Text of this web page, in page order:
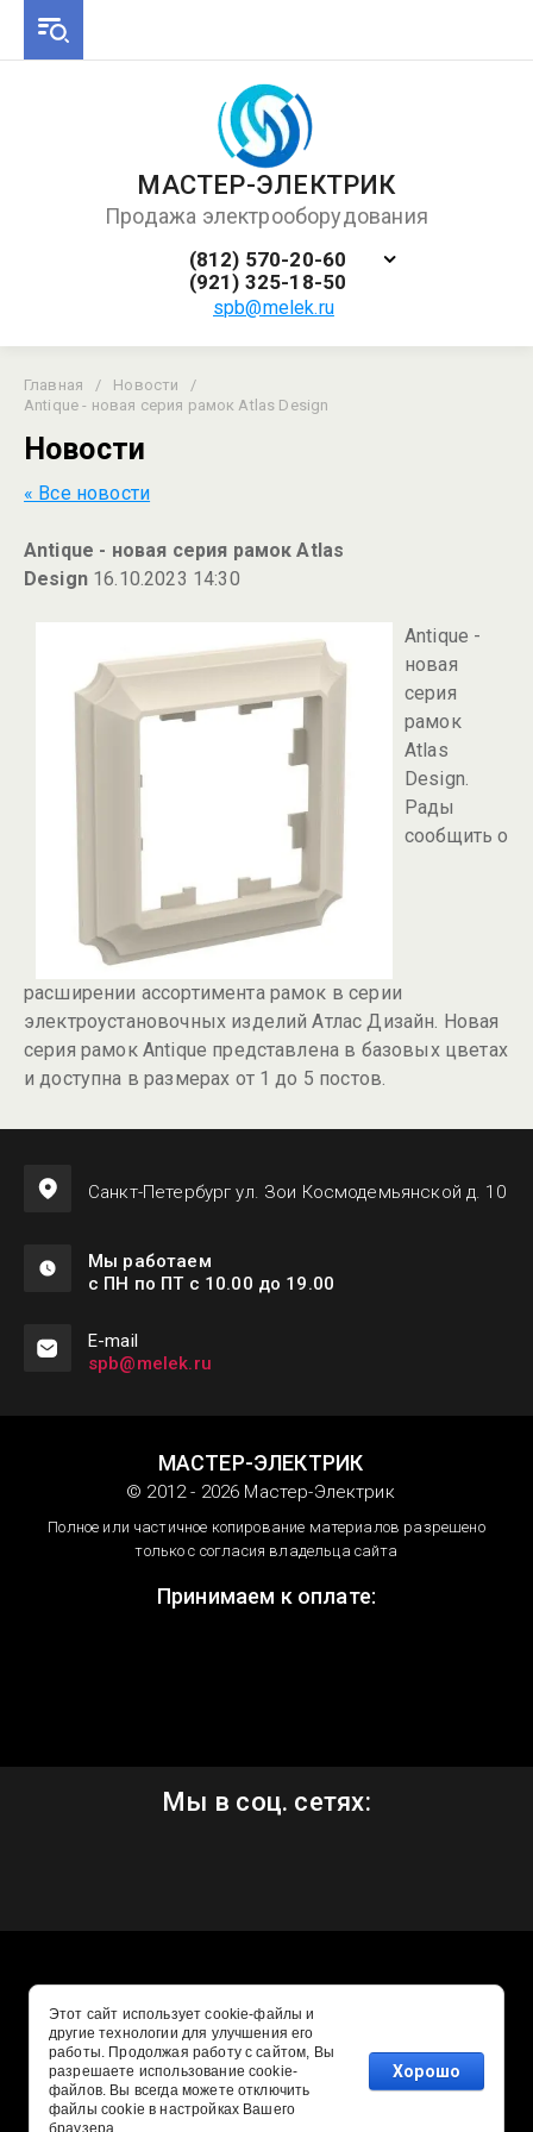
МАСТЕР-ЭЛЕКТРИК
Продажа электрооборудования
(812) 570-20-60
(921) 325-18-50
spb@melek.ru
Главная / Новости
/
Antique - новая серия рамок Atlas Design
Новости
« Все новости
Antique - новая серия рамок Atlas
Design16.10.2023 14:30
Antique -
новая
серия
рамок
Atlas
Design.
Рады
сообщить о
расширении ассортимента рамок в серии
электроустановочных изделий Атлас Дизайн. Новая
серия рамок Antique представлена в базовых цветах
и доступна в размерах от 1 до 5 постов.
Санкт-Петербург ул. Зои Космодемьянской д. 10
Мы работаем
с ПН по ПТ с 10.00 до 19.00
Е-mail
spb@melek.ru
МАСТЕР-ЭЛЕКТРИК
© 2012 - 2026 Мастер-Электрик
Полное или частичное копирование материалов разрешено
только с согласия владельца сайта
Принимаем к оплате:
Мы в соц. сетях:
Создание сайтов: megagroup.ru
Этот сайт использует cookie-файлы и
другие технологии для улучшения его
работы. Продолжая работу с сайтом, Вы
разрешаете использование cookie-
файлов. Вы всегда можете отключить
файлы cookie в настройках Вашего
браузера.
Хорошо